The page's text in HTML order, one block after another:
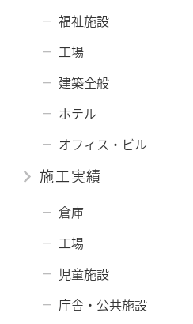
福祉施設
工場
建築全般
ホテル
オフィス・ビル
施工実績
倉庫
工場
児童施設
庁舎・公共施設